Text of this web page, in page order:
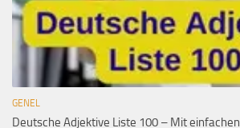
GENEL
Deutsche Adjektive Liste 100 – Mit